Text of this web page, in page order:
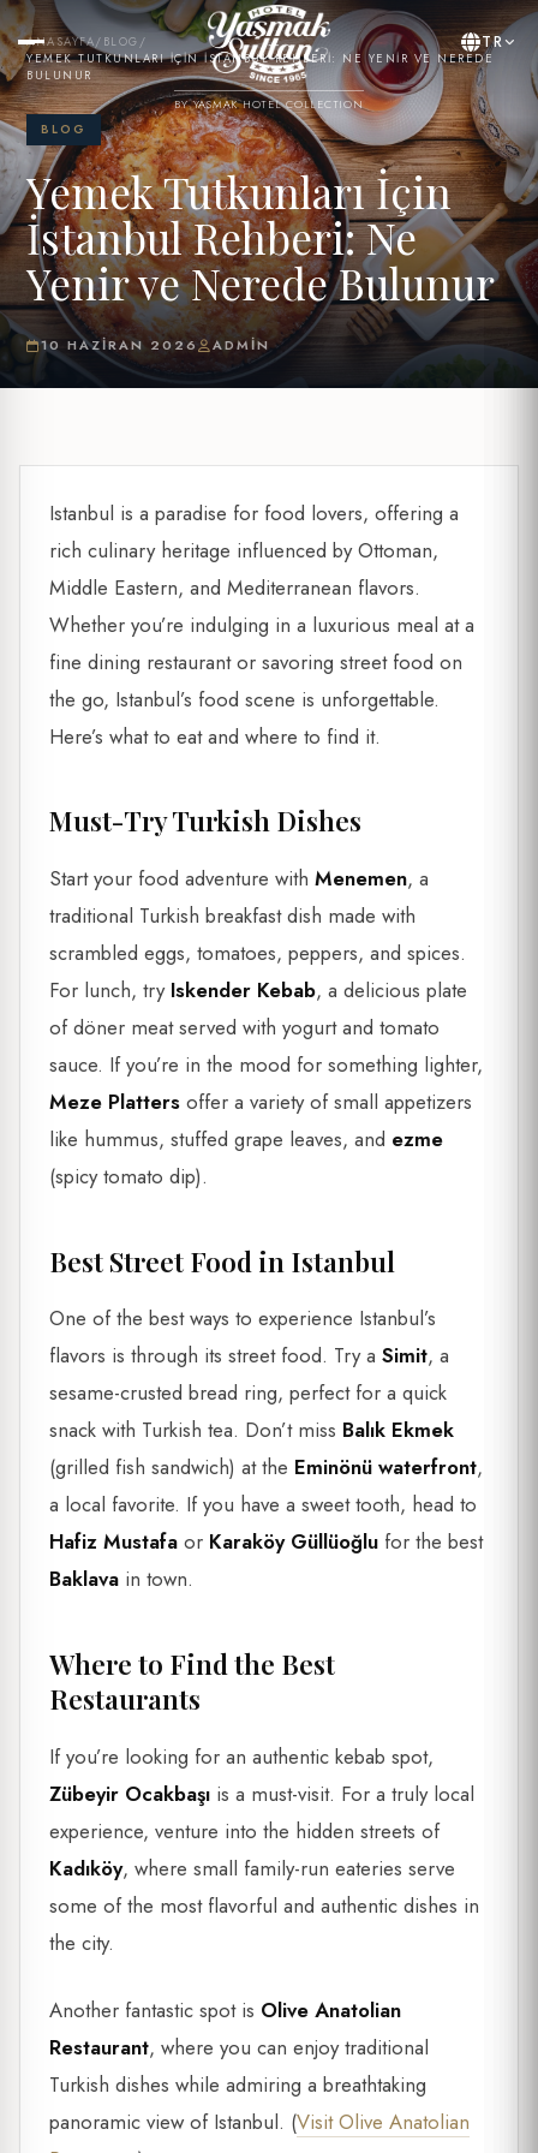
BY YASMAK HOTEL COLLECTION
TR
ANASAYFA/ BLOG /
YEMEK TUTKUNLARI İÇIN İSTANBUL REHBERI: NE YENIR VE NEREDE
BULUNUR
BLOG
Yemek Tutkunları İçin
İstanbul Rehberi: Ne
Yenir ve Nerede Bulunur
10 HAZIRAN 2026 ADMIN
Istanbul is a paradise for food lovers, offering a
rich culinary heritage influenced by Ottoman,
Middle Eastern, and Mediterranean flavors.
Whether you’re indulging in a luxurious meal at a
fine dining restaurant or savoring street food on
the go, Istanbul’s food scene is unforgettable.
Here’s what to eat and where to find it.
Must-Try Turkish Dishes
Start your food adventure with Menemen, a
traditional Turkish breakfast dish made with
scrambled eggs, tomatoes, peppers, and spices.
For lunch, try Iskender Kebab, a delicious plate
of döner meat served with yogurt and tomato
sauce. If you’re in the mood for something lighter,
Meze Platters offer a variety of small appetizers
like hummus, stuffed grape leaves, and ezme
(spicy tomato dip).
Best Street Food in Istanbul
One of the best ways to experience Istanbul’s
flavors is through its street food. Try a Simit, a
sesame-crusted bread ring, perfect for a quick
snack with Turkish tea. Don’t miss Balık Ekmek
(grilled fish sandwich) at the Eminönü waterfront,
a local favorite. If you have a sweet tooth, head to
Hafiz Mustafa or Karaköy Güllüoğlu for the best
Baklava in town.
Where to Find the Best
Restaurants
If you’re looking for an authentic kebab spot,
Zübeyir Ocakbaşı is a must-visit. For a truly local
experience, venture into the hidden streets of
Kadıköy, where small family-run eateries serve
some of the most flavorful and authentic dishes in
the city.
Another fantastic spot is Olive Anatolian
Restaurant, where you can enjoy traditional
Turkish dishes while admiring a breathtaking
panoramic view of Istanbul. (Visit Olive Anatolian